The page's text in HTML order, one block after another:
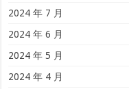
2024 年 7 月
2024 年 6 月
2024 年 5 月
2024 年 4 月